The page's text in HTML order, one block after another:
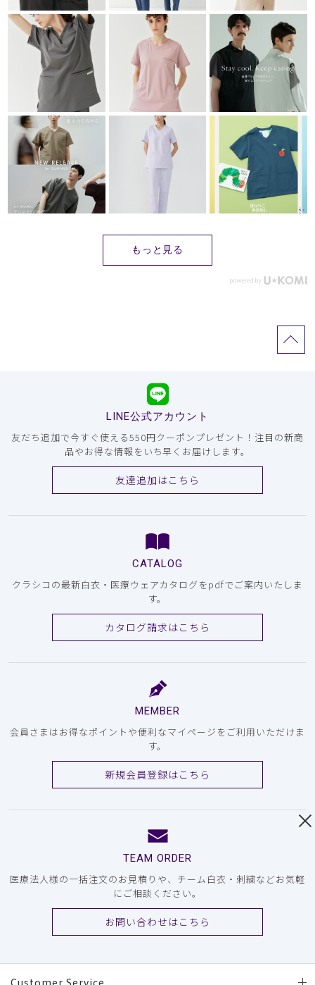
もっと見る
LINE公式アカウント
友だち追加で今すぐ使える550円クーポンプレゼント！注目の新商
品やお得な情報をいち早くお届けします。
友達追加はこちら
CATALOG
クラシコの最新白衣・医療ウェアカタログをpdfでご案内いたしま
す。
カタログ請求はこちら
MEMBER
会員さまはお得なポイントや便利なマイページをご利用いただけま
す。
新規会員登録はこちら
TEAM ORDER
医療法人様の一括注文のお見積りや、チーム白衣・刺繍などお気軽
にご相談ください。
お問い合わせはこちら
Customer Service